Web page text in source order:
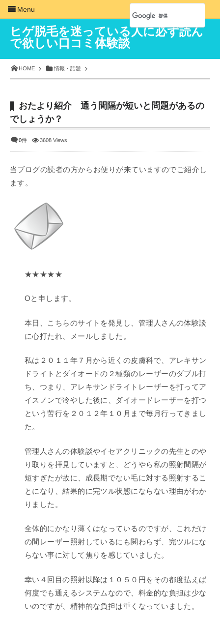
ヒゲ脱毛を迷っている人に必ず読ん
で欲しい口コミ体験談
HOME 情報・話題
おたより紹介 通う間隔が短いと問題があるの
でしょうか？
0件 3608 Views
当ブログの読者の方からお便りが来ていますのでご紹介し
ます。
★★★★★
Oと申します。
本日、こちらのサイトを発見し、管理人さんの体験談
に心打たれ、メールしました。
私は２０１１年７月から近くの皮膚科で、アレキサン
ドライトとダイオードの２種類のレーザーのダブル打
ち、つまり、アレキサンドライトレーザーを打ってア
イスノンで冷やした後に、ダイオードレーザーを打つ
という苦行を２０１２年１０月まで毎月行ってきまし
た。
管理人さんの体験談やイセアクリニックの先生とのや
り取りを拝見していますと、どうやら私の照射間隔が
短すぎたが故に、成長期でない毛に対する照射するこ
とになり、結果的に完ツル状態にならない理由がわか
りました。
全体的にかなり薄くはなっているのですが、これだけ
の間レーザー照射しているにも関わらず、完ツルにな
らない事に対して焦りを感じていました。
幸い４回目の照射以降は１０５０円をその都度払えば
何度でも通えるシステムなので、料金的な負担は少な
いのですが、精神的な負担は重くなっていました。
Menu